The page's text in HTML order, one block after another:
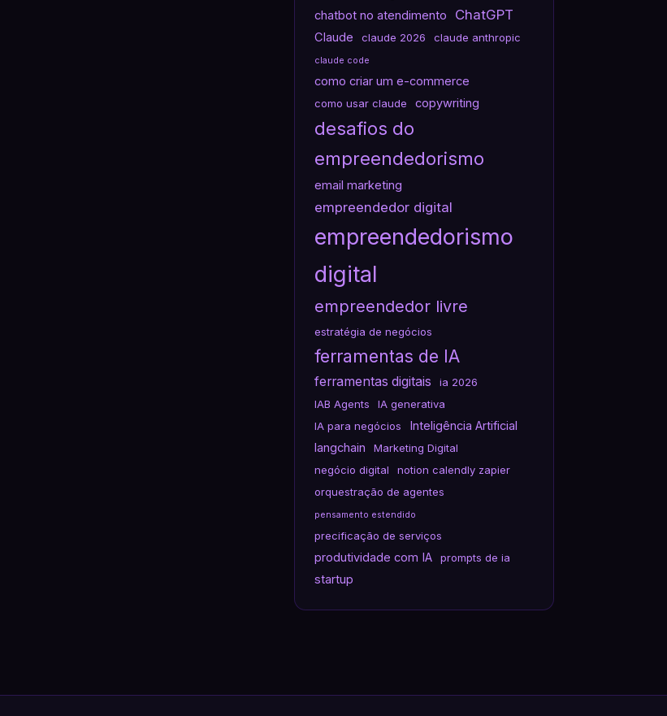
chatbot no atendimento ChatGPT
Claude claude 2026 claude anthropic
claude code
como criar um e-commerce
como usar claude copywriting
desafios do
empreendedorismo
email marketing
empreendedor digital
empreendedorismo
digital
empreendedor livre
estratégia de negócios
ferramentas de IA
ferramentas digitais
ia 2026
IAB Agents
IA generativa
IA para negócios
Inteligência Artificial
langchain
Marketing Digital
negócio digital
notion calendly zapier
orquestração de agentes
pensamento estendido
precificação de serviços
produtividade com IA prompts de ia
startup